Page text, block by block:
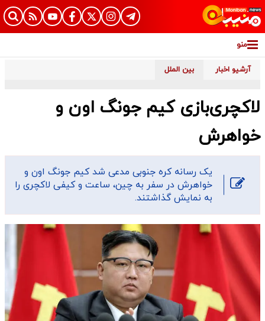
منو
آرشیو اخبار بین الملل
لاکچری‌بازی کیم جونگ اون و
خواهرش
یک رسانه کره جنوبی مدعی شد کیم جونگ اون و
خواهرش در سفر به چین، ساعت و کیفی لاکچری را
به نمایش گذاشتند.